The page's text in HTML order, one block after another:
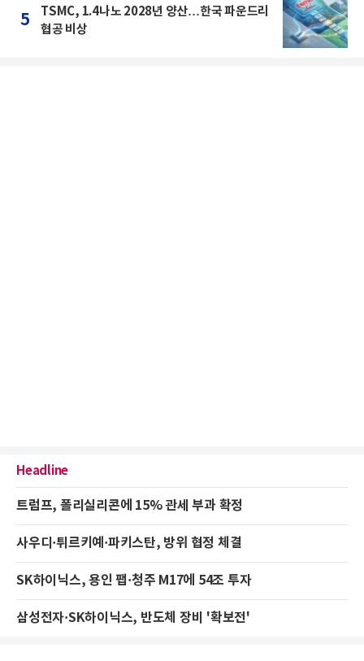
5
TSMC, 1.4나노 2028년 양산…한국 파운드리
협공 비상
Headline
트럼프, 폴리실리콘에 15% 관세 부과 확정
사우디·튀르키예·파키스탄, 방위 협정 체결
SK하이닉스, 용인 팹·청주 M17에 54조 투자
삼성전자·SK하이닉스, 반도체 장비 '확보전'